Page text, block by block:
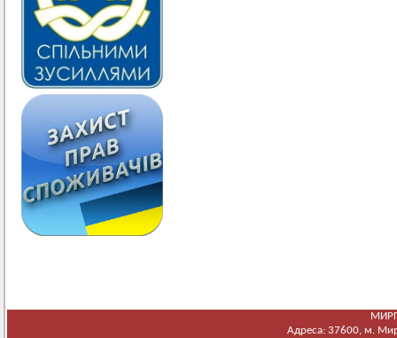
Адреса: 37600, м.